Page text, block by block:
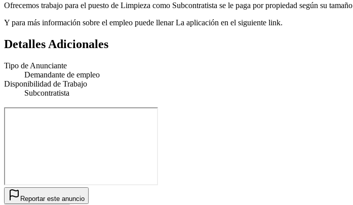
Ofrecemos trabajo para el puesto de Limpieza como Subcontratista se le paga por propiedad según su tamaño
Y para más información sobre el empleo puede llenar La aplicación en el siguiente link.
Detalles Adicionales
Tipo de Anunciante
Demandante de empleo
Disponibilidad de Trabajo
Subcontratista
Reportar este anuncio